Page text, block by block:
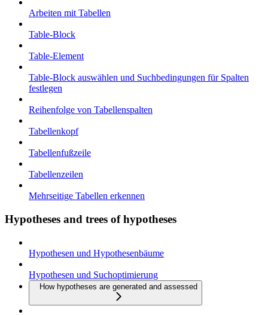
Arbeiten mit Tabellen
Table-Block
Table-Element
Table-Block auswählen und Suchbedingungen für Spalten
festlegen
Reihenfolge von Tabellenspalten
Tabellenkopf
Tabellenfußzeile
Tabellenzeilen
Mehrseitige Tabellen erkennen
Hypotheses and trees of hypotheses
Hypothesen und Hypothesenbäume
Hypothesen und Suchoptimierung
How hypotheses are generated and assessed